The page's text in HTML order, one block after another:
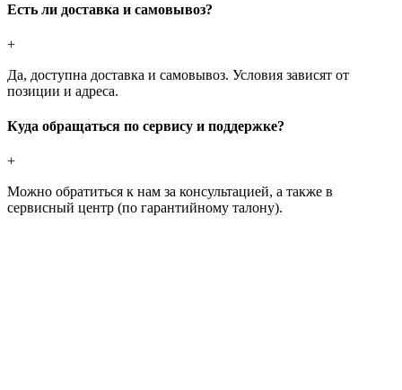
Есть ли доставка и самовывоз?
+
Да, доступна доставка и самовывоз. Условия зависят от
позиции и адреса.
Куда обращаться по сервису и поддержке?
+
Можно обратиться к нам за консультацией, а также в
сервисный центр (по гарантийному талону).